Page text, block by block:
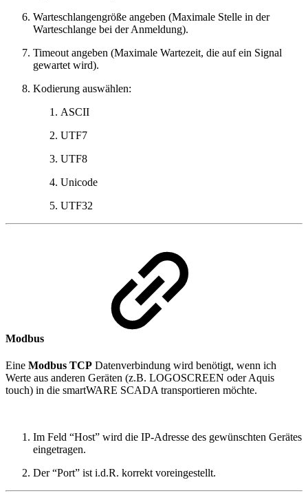
Warteschlangengröße angeben (Maximale Stelle in der
Warteschlange bei der Anmeldung).
Timeout angeben (Maximale Wartezeit, die auf ein Signal
gewartet wird).
Kodierung auswählen:
ASCII
UTF7
UTF8
Unicode
UTF32
Modbus
Eine Modbus TCP Datenverbindung wird benötigt, wenn ich
Werte aus anderen Geräten (z.B. LOGOSCREEN oder Aquis
touch) in die smartWARE SCADA transportieren möchte.
Im Feld “Host” wird die IP-Adresse des gewünschten Gerätes
eingetragen.
Der “Port” ist i.d.R. korrekt voreingestellt.